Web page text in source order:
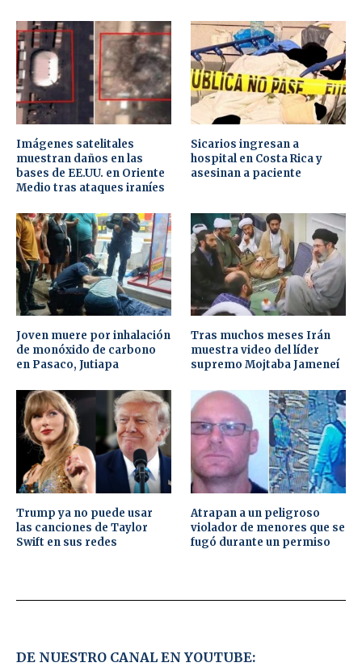
Imágenes satelitales
muestran daños en las
bases de EE.UU. en Oriente
Medio tras ataques iraníes
Sicarios ingresan a
hospital en Costa Rica y
asesinan a paciente
Joven muere por inhalación
de monóxido de carbono
en Pasaco, Jutiapa
Tras muchos meses Irán
muestra video del líder
supremo Mojtaba Jameneí
Trump ya no puede usar
las canciones de Taylor
Swift en sus redes
Atrapan a un peligroso
violador de menores que se
fugó durante un permiso
DE NUESTRO CANAL EN YOUTUBE: